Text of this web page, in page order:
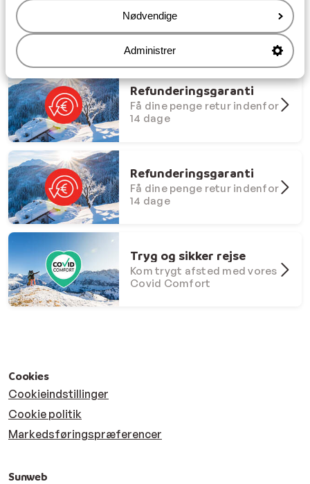
Nødvendige
Administrer
100% Fleksibilitet
Fleksibel ombooking til ny
destination / dato
Refunderingsgaranti
Få dine penge retur indenfor
14 dage
Refunderingsgaranti
Få dine penge retur indenfor
14 dage
Tryg og sikker rejse
Kom trygt afsted med vores
Covid Comfort
Cookies
Cookieindstillinger
Cookie politik
Markedsføringspræferencer
Sunweb